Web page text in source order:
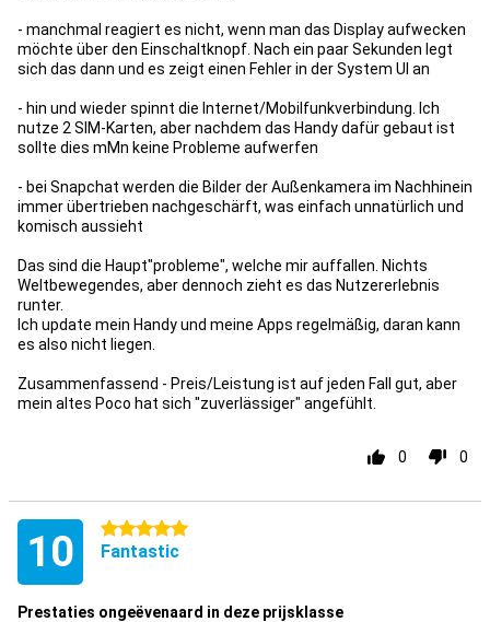
- manchmal reagiert es nicht, wenn man das Display aufwecken
möchte über den Einschaltknopf. Nach ein paar Sekunden legt
sich das dann und es zeigt einen Fehler in der System UI an
- hin und wieder spinnt die Internet/Mobilfunkverbindung. Ich
nutze 2 SIM-Karten, aber nachdem das Handy dafür gebaut ist
sollte dies mMn keine Probleme aufwerfen
- bei Snapchat werden die Bilder der Außenkamera im Nachhinein
immer übertrieben nachgeschärft, was einfach unnatürlich und
komisch aussieht
Das sind die Haupt"probleme", welche mir auffallen. Nichts
Weltbewegendes, aber dennoch zieht es das Nutzererlebnis
runter.
Ich update mein Handy und meine Apps regelmäßig, daran kann
es also nicht liegen.
Zusammenfassend - Preis/Leistung ist auf jeden Fall gut, aber
mein altes Poco hat sich "zuverlässiger" angefühlt.
0 0
10 5 stars
Fantastic
Prestaties ongeëvenaard in deze prijsklasse